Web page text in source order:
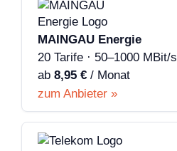
MAINGAU Energie
20 Tarife · 50–1000 MBit/s
ab 8,95 € / Monat
zum Anbieter »